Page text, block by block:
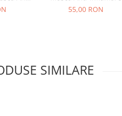
55,00 RON
SIMILARE